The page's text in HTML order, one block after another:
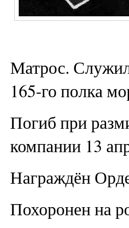
Матрос.
165-го полка
Погиб при
компании 13
Награждён
Похоронен на